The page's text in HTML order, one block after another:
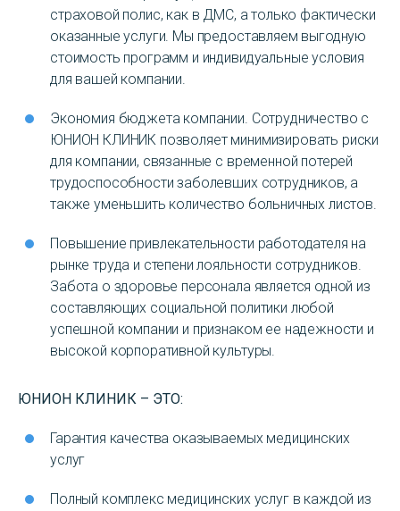
страховой полис, как в ДМС, а только фактически
оказанные услуги. Мы предоставляем выгодную
стоимость программ и индивидуальные условия
для вашей компании.
Экономия бюджета компании. Сотрудничество с
ЮНИОН КЛИНИК позволяет минимизировать риски
для компании, связанные с временной потерей
трудоспособности заболевших сотрудников, а
также уменьшить количество больничных листов.
Повышение привлекательности работодателя на
рынке труда и степени лояльности сотрудников.
Забота о здоровье персонала является одной из
составляющих социальной политики любой
успешной компании и признаком ее надежности и
высокой корпоративной культуры.
ЮНИОН КЛИНИК – ЭТО:
Гарантия качества оказываемых медицинских
услуг
Полный комплекс медицинских услуг в каждой из